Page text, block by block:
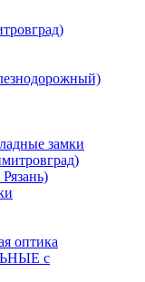
замки
оптика
с